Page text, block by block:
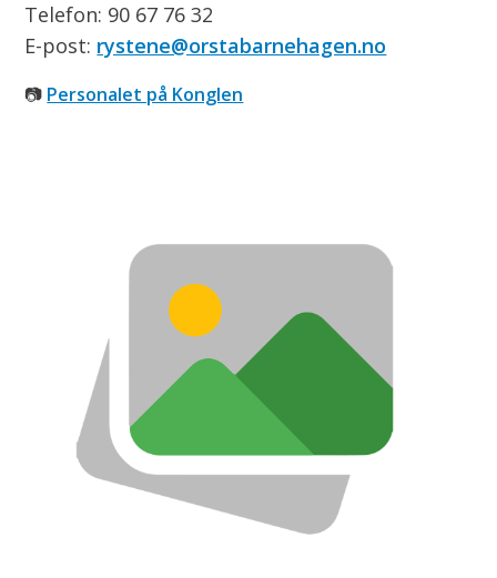
a
Telefon: 90 67 76 32
E-post: rystene@orstabarnehagen.no
📷 ​ Personalet på Konglen